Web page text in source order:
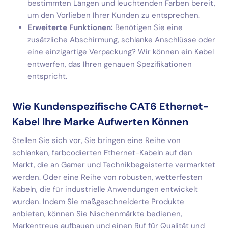
bestimmten Längen und leuchtenden Farben bereit,
um den Vorlieben Ihrer Kunden zu entsprechen.
Erweiterte Funktionen: Benötigen Sie eine
zusätzliche Abschirmung, schlanke Anschlüsse oder
eine einzigartige Verpackung? Wir können ein Kabel
entwerfen, das Ihren genauen Spezifikationen
entspricht.
Wie Kundenspezifische CAT6 Ethernet-
Kabel Ihre Marke Aufwerten Können
Stellen Sie sich vor, Sie bringen eine Reihe von
schlanken, farbcodierten Ethernet-Kabeln auf den
Markt, die an Gamer und Technikbegeisterte vermarktet
werden. Oder eine Reihe von robusten, wetterfesten
Kabeln, die für industrielle Anwendungen entwickelt
wurden. Indem Sie maßgeschneiderte Produkte
anbieten, können Sie Nischenmärkte bedienen,
Markentreue aufbauen und einen Ruf für Qualität und